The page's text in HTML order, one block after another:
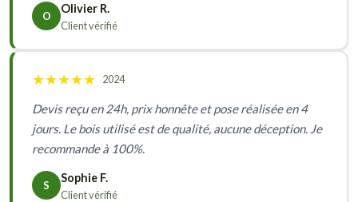
O
Olivier R.
Client vérifié
★★★★★ 2024
Devis reçu en 24h, prix honnête et pose réalisée en 4
jours. Le bois utilisé est de qualité, aucune déception. Je
recommande à 100%.
S
Sophie F.
Client vérifié